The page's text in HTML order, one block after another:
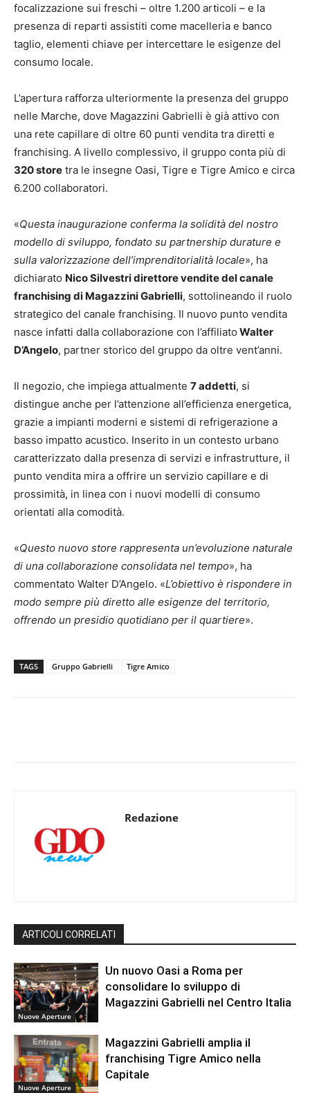
focalizzazione sui freschi – oltre 1.200 articoli – e la
presenza di reparti assistiti come macelleria e banco
taglio, elementi chiave per intercettare le esigenze del
consumo locale.
L’apertura rafforza ulteriormente la presenza del gruppo
nelle Marche, dove Magazzini Gabrielli è già attivo con
una rete capillare di oltre 60 punti vendita tra diretti e
franchising. A livello complessivo, il gruppo conta più di
320 store tra le insegne Oasi, Tigre e Tigre Amico e circa
6.200 collaboratori.
«Questa inaugurazione conferma la solidità del nostro
modello di sviluppo, fondato su partnership durature e
sulla valorizzazione dell’imprenditorialità locale», ha
dichiarato Nico Silvestri direttore vendite del canale
franchising di Magazzini Gabrielli, sottolineando il ruolo
strategico del canale franchising. Il nuovo punto vendita
nasce infatti dalla collaborazione con l’affiliato Walter
D’Angelo, partner storico del gruppo da oltre vent’anni.
Il negozio, che impiega attualmente 7 addetti, si
distingue anche per l’attenzione all’efficienza energetica,
grazie a impianti moderni e sistemi di refrigerazione a
basso impatto acustico. Inserito in un contesto urbano
caratterizzato dalla presenza di servizi e infrastrutture, il
punto vendita mira a offrire un servizio capillare e di
prossimità, in linea con i nuovi modelli di consumo
orientati alla comodità.
«Questo nuovo store rappresenta un’evoluzione naturale
di una collaborazione consolidata nel tempo», ha
commentato Walter D’Angelo. «L’obiettivo è rispondere in
modo sempre più diretto alle esigenze del territorio,
offrendo un presidio quotidiano per il quartiere».
TAGS Gruppo Gabrielli Tigre Amico
Redazione
ARTICOLI CORRELATI
Nuove Aperture
Un nuovo Oasi a Roma per
consolidare lo sviluppo di
Magazzini Gabrielli nel Centro Italia
Nuove Aperture
Magazzini Gabrielli amplia il
franchising Tigre Amico nella
Capitale